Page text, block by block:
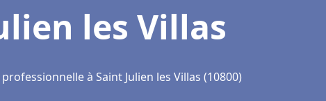
les Villas
à Saint Julien les Villas (10800)